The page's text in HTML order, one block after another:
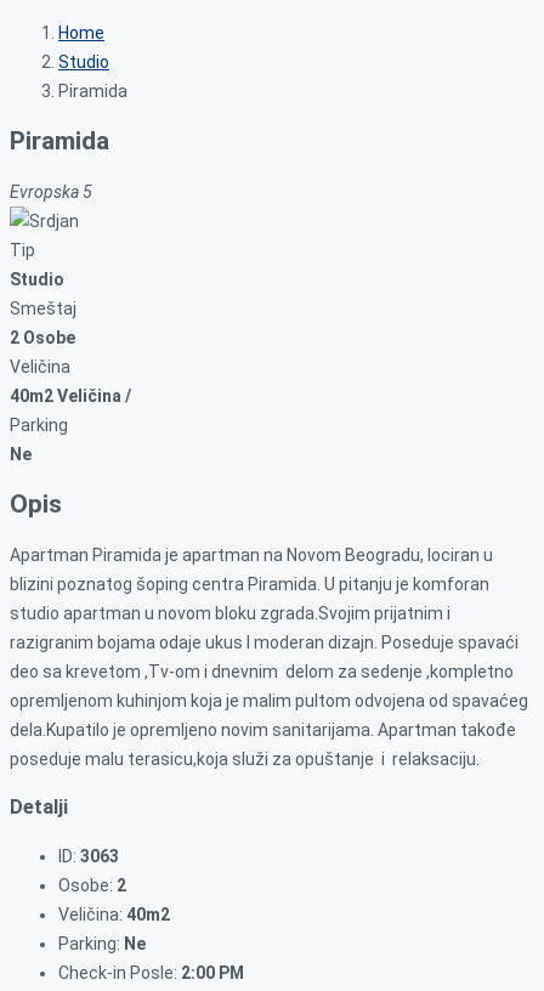
Home
Studio
Piramida
Piramida
Evropska 5
Tip
Studio
Smeštaj
2 Osobe
Veličina
40m2 Veličina /
Parking
Ne
Opis
Apartman Piramida je apartman na Novom Beogradu, lociran u
blizini poznatog šoping centra Piramida. U pitanju je komforan
studio apartman u novom bloku zgrada.Svojim prijatnim i
razigranim bojama odaje ukus I moderan dizajn. Poseduje spavaći
deo sa krevetom ,Tv-om i dnevnim delom za sedenje ,kompletno
opremljenom kuhinjom koja je malim pultom odvojena od spavaćeg
dela.Kupatilo je opremljeno novim sanitarijama. Apartman takođe
poseduje malu terasicu,koja služi za opuštanje i relaksaciju.
Detalji
ID: 3063
Osobe: 2
Veličina: 40m2
Parking: Ne
Check-in Posle: 2:00 PM